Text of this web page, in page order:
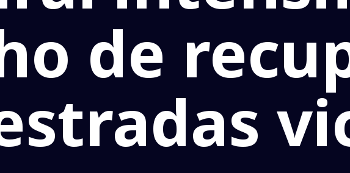
de